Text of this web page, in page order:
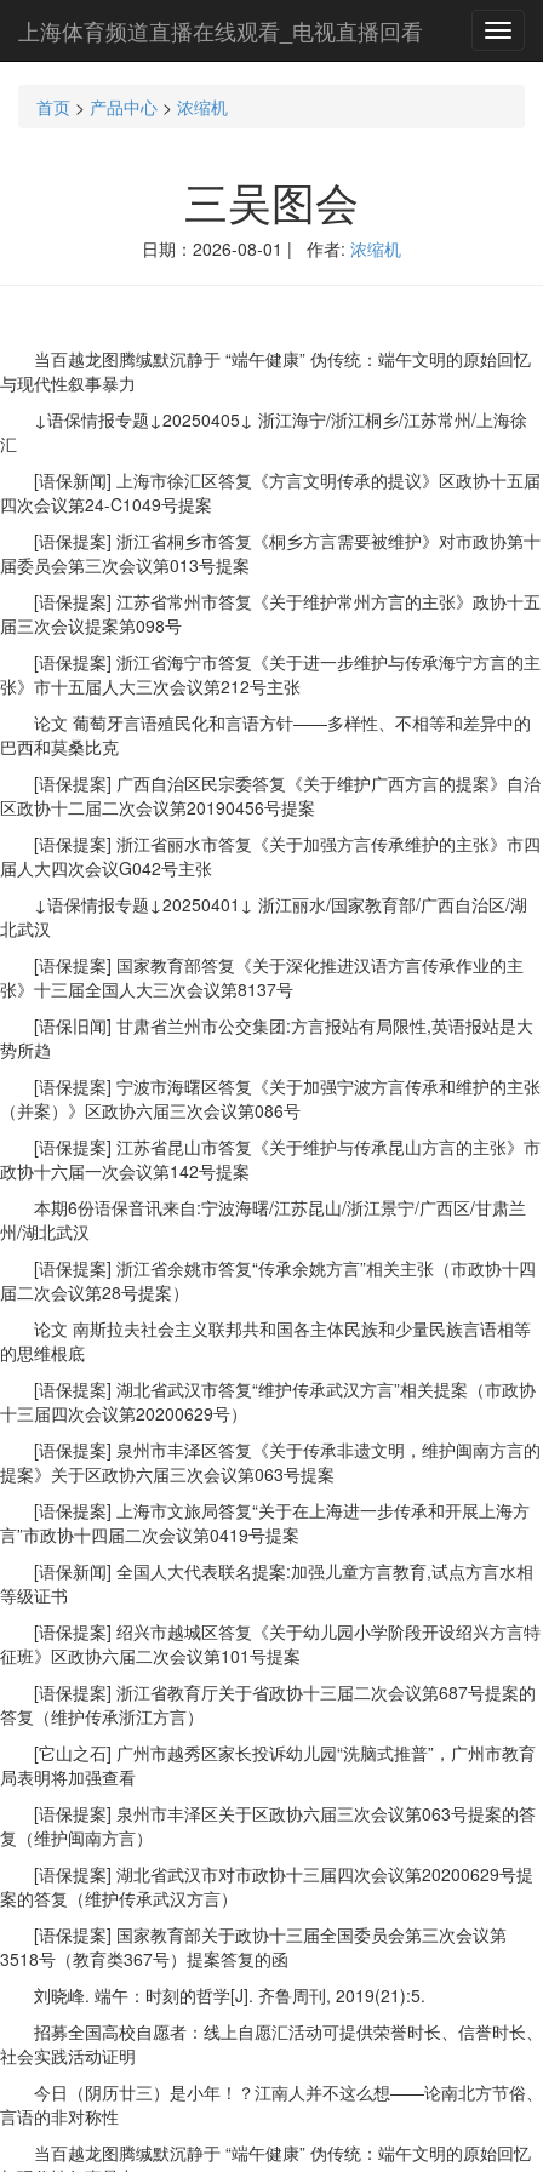
上海体育频道直播在线观看_电视直播回看
首页 > 产品中心 > 浓缩机
三吴图会
日期：2026-08-01 | 作者: 浓缩机
当百越龙图腾缄默沉静于 “端午健康” 伪传统：端午文明的原始回忆
与现代性叙事暴力
↓语保情报专题↓20250405↓ 浙江海宁/浙江桐乡/江苏常州/上海徐
汇
[语保新闻] 上海市徐汇区答复《方言文明传承的提议》区政协十五届
四次会议第24-C1049号提案
[语保提案] 浙江省桐乡市答复《桐乡方言需要被维护》对市政协第十
届委员会第三次会议第013号提案
[语保提案] 江苏省常州市答复《关于维护常州方言的主张》政协十五
届三次会议提案第098号
[语保提案] 浙江省海宁市答复《关于进一步维护与传承海宁方言的主
张》市十五届人大三次会议第212号主张
论文 葡萄牙言语殖民化和言语方针——多样性、不相等和差异中的
巴西和莫桑比克
[语保提案] 广西自治区民宗委答复《关于维护广西方言的提案》自治
区政协十二届二次会议第20190456号提案
[语保提案] 浙江省丽水市答复《关于加强方言传承维护的主张》市四
届人大四次会议G042号主张
↓语保情报专题↓20250401↓ 浙江丽水/国家教育部/广西自治区/湖
北武汉
[语保提案] 国家教育部答复《关于深化推进汉语方言传承作业的主
张》十三届全国人大三次会议第8137号
[语保旧闻] 甘肃省兰州市公交集团:方言报站有局限性,英语报站是大
势所趋
[语保提案] 宁波市海曙区答复《关于加强宁波方言传承和维护的主张
（并案）》区政协六届三次会议第086号
[语保提案] 江苏省昆山市答复《关于维护与传承昆山方言的主张》市
政协十六届一次会议第142号提案
本期6份语保音讯来自:宁波海曙/江苏昆山/浙江景宁/广西区/甘肃兰
州/湖北武汉
[语保提案] 浙江省余姚市答复“传承余姚方言”相关主张（市政协十四
届二次会议第28号提案）
论文 南斯拉夫社会主义联邦共和国各主体民族和少量民族言语相等
的思维根底
[语保提案] 湖北省武汉市答复“维护传承武汉方言”相关提案（市政协
十三届四次会议第20200629号）
[语保提案] 泉州市丰泽区答复《关于传承非遗文明，维护闽南方言的
提案》关于区政协六届三次会议第063号提案
[语保提案] 上海市文旅局答复“关于在上海进一步传承和开展上海方
言”市政协十四届二次会议第0419号提案
[语保新闻] 全国人大代表联名提案:加强儿童方言教育,试点方言水相
等级证书
[语保提案] 绍兴市越城区答复《关于幼儿园小学阶段开设绍兴方言特
征班》区政协六届二次会议第101号提案
[语保提案] 浙江省教育厅关于省政协十三届二次会议第687号提案的
答复（维护传承浙江方言）
[它山之石] 广州市越秀区家长投诉幼儿园“洗脑式推普”，广州市教育
局表明将加强查看
[语保提案] 泉州市丰泽区关于区政协六届三次会议第063号提案的答
复（维护闽南方言）
[语保提案] 湖北省武汉市对市政协十三届四次会议第20200629号提
案的答复（维护传承武汉方言）
[语保提案] 国家教育部关于政协十三届全国委员会第三次会议第
3518号（教育类367号）提案答复的函
刘晓峰. 端午：时刻的哲学[J]. 齐鲁周刊, 2019(21):5.
招募全国高校自愿者：线上自愿汇活动可提供荣誉时长、信誉时长、
社会实践活动证明
今日（阴历廿三）是小年！？江南人并不这么想——论南北方节俗、
言语的非对称性
当百越龙图腾缄默沉静于 “端午健康” 伪传统：端午文明的原始回忆